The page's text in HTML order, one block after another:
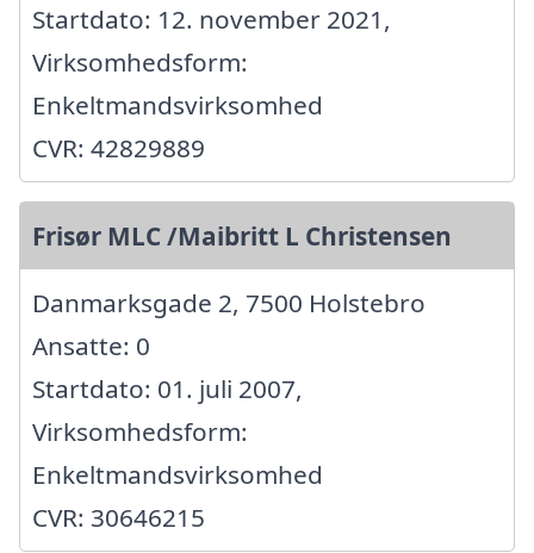
Startdato: 12. november 2021,
Virksomhedsform:
Enkeltmandsvirksomhed
CVR: 42829889
Frisør MLC /Maibritt L Christensen
Danmarksgade 2, 7500 Holstebro
Ansatte: 0
Startdato: 01. juli 2007,
Virksomhedsform:
Enkeltmandsvirksomhed
CVR: 30646215